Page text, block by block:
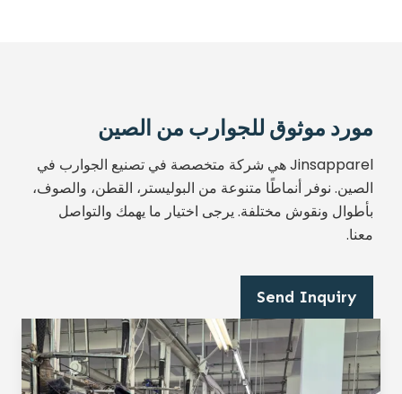
مورد موثوق للجوارب من الصين
Jinsapparel هي شركة متخصصة في تصنيع الجوارب في
الصين. نوفر أنماطًا متنوعة من البوليستر، القطن، والصوف،
بأطوال ونقوش مختلفة. يرجى اختيار ما يهمك والتواصل
معنا.
Send Inquiry